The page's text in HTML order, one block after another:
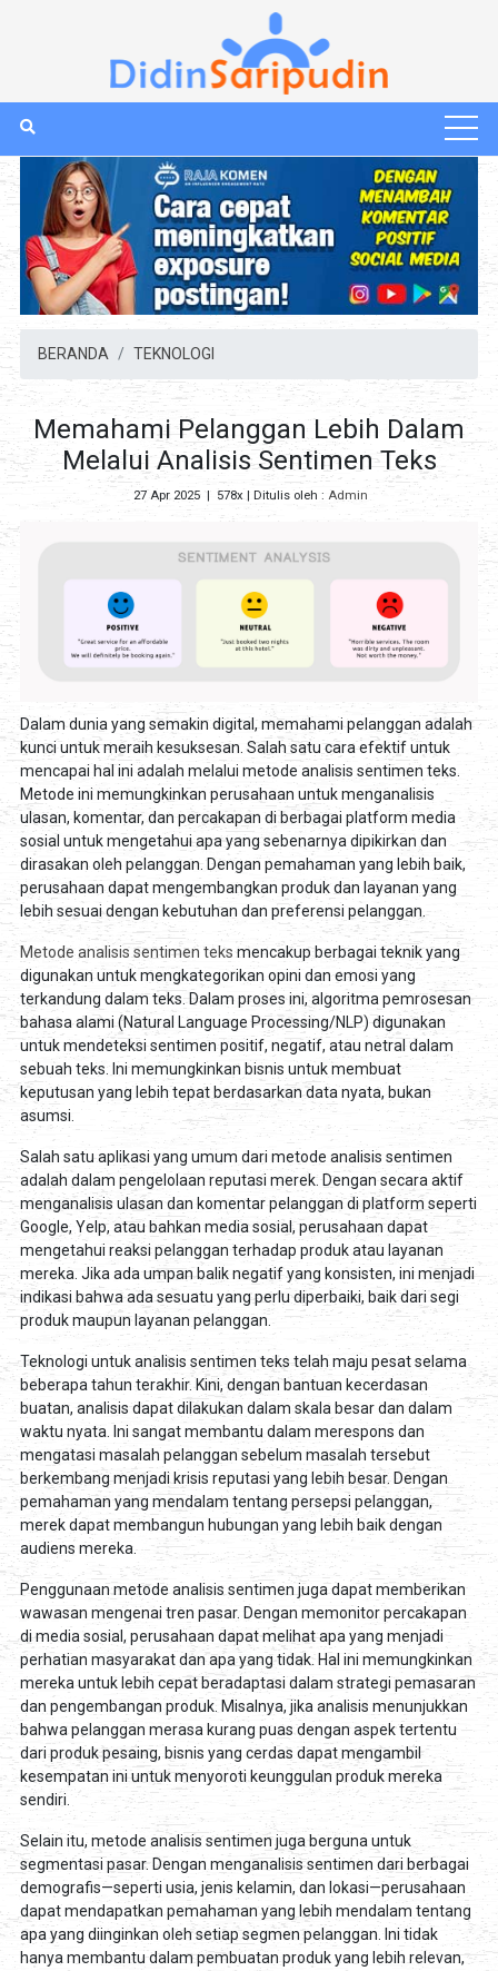
BERANDA TEKNOLOGI
Memahami Pelanggan Lebih Dalam
Melalui Analisis Sentimen Teks
27 Apr 2025| 578x | Ditulis oleh : Admin
Dalam dunia yang semakin digital, memahami pelanggan adalah
kunci untuk meraih kesuksesan. Salah satu cara efektif untuk
mencapai hal ini adalah melalui metode analisis sentimen teks.
Metode ini memungkinkan perusahaan untuk menganalisis
ulasan, komentar, dan percakapan di berbagai platform media
sosial untuk mengetahui apa yang sebenarnya dipikirkan dan
dirasakan oleh pelanggan. Dengan pemahaman yang lebih baik,
perusahaan dapat mengembangkan produk dan layanan yang
lebih sesuai dengan kebutuhan dan preferensi pelanggan.
Metode analisis sentimen teks mencakup berbagai teknik yang
digunakan untuk mengkategorikan opini dan emosi yang
terkandung dalam teks. Dalam proses ini, algoritma pemrosesan
bahasa alami (Natural Language Processing/NLP) digunakan
untuk mendeteksi sentimen positif, negatif, atau netral dalam
sebuah teks. Ini memungkinkan bisnis untuk membuat
keputusan yang lebih tepat berdasarkan data nyata, bukan
asumsi.
Salah satu aplikasi yang umum dari metode analisis sentimen
adalah dalam pengelolaan reputasi merek. Dengan secara aktif
menganalisis ulasan dan komentar pelanggan di platform seperti
Google, Yelp, atau bahkan media sosial, perusahaan dapat
mengetahui reaksi pelanggan terhadap produk atau layanan
mereka. Jika ada umpan balik negatif yang konsisten, ini menjadi
indikasi bahwa ada sesuatu yang perlu diperbaiki, baik dari segi
produk maupun layanan pelanggan.
Teknologi untuk analisis sentimen teks telah maju pesat selama
beberapa tahun terakhir. Kini, dengan bantuan kecerdasan
buatan, analisis dapat dilakukan dalam skala besar dan dalam
waktu nyata. Ini sangat membantu dalam merespons dan
mengatasi masalah pelanggan sebelum masalah tersebut
berkembang menjadi krisis reputasi yang lebih besar. Dengan
pemahaman yang mendalam tentang persepsi pelanggan,
merek dapat membangun hubungan yang lebih baik dengan
audiens mereka.
Penggunaan metode analisis sentimen juga dapat memberikan
wawasan mengenai tren pasar. Dengan memonitor percakapan
di media sosial, perusahaan dapat melihat apa yang menjadi
perhatian masyarakat dan apa yang tidak. Hal ini memungkinkan
mereka untuk lebih cepat beradaptasi dalam strategi pemasaran
dan pengembangan produk. Misalnya, jika analisis menunjukkan
bahwa pelanggan merasa kurang puas dengan aspek tertentu
dari produk pesaing, bisnis yang cerdas dapat mengambil
kesempatan ini untuk menyoroti keunggulan produk mereka
sendiri.
Selain itu, metode analisis sentimen juga berguna untuk
segmentasi pasar. Dengan menganalisis sentimen dari berbagai
demografis—seperti usia, jenis kelamin, dan lokasi—perusahaan
dapat mendapatkan pemahaman yang lebih mendalam tentang
apa yang diinginkan oleh setiap segmen pelanggan. Ini tidak
hanya membantu dalam pembuatan produk yang lebih relevan,